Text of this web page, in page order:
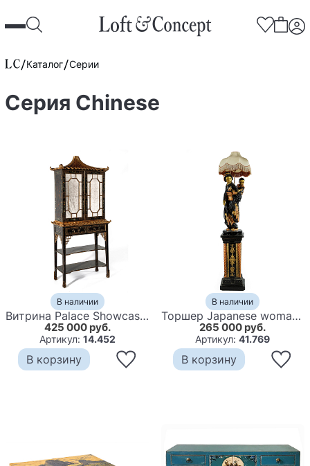
Каталог Серии
Серия Chinese
В наличии
Витрина Palace Showcase Pagoda
425 000 руб.
Артикул: 14.452
В корзину
В наличии
Торшер Japanese woman Floor lamp
265 000 руб.
Артикул:41.769
В корзину